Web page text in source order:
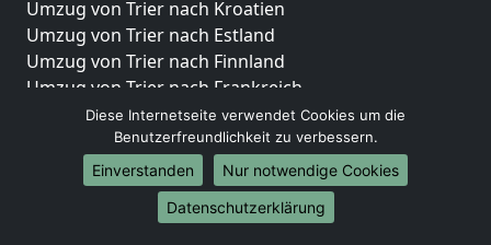
Umzug von Trier nach Kroatien
Umzug von Trier nach Estland
Umzug von Trier nach Finnland
Umzug von Trier nach Frankreich
Umzug von Trier nach Griechenland
Umzug von Trier nach Italien
Umzug von Trier nach Liechtenstein
Umzug von Trier nach Luxemburg
Umzug von Trier nach Niederlande
Diese Internetseite verwendet Cookies um die
Benutzerfreundlichkeit zu verbessern.
Einverstanden
Nur notwendige Cookies
Datenschutzerklärung